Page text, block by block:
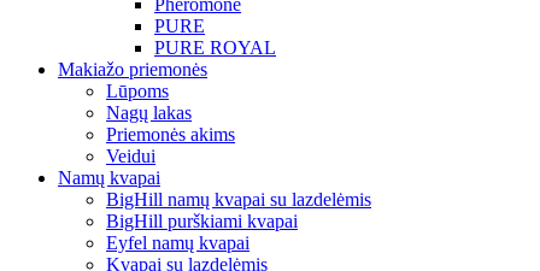
PURE
PURE ROYAL
Makiažo priemonės
Lūpoms
Nagų lakas
Priemonės akims
Veidui
Namų kvapai
BigHill namų kvapai su lazdelėmis
BigHill purškiami kvapai
Eyfel namų kvapai
Kvapai su lazdelėmis